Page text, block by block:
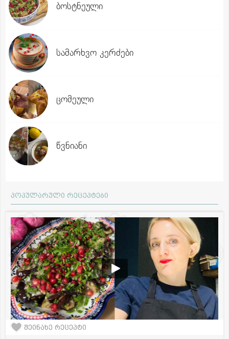
ბოსტნეული
სამარხვო კერძები
ცომეული
წვნიანი
პოპულარული რეცეპტები
შეინახე რეცეპტი